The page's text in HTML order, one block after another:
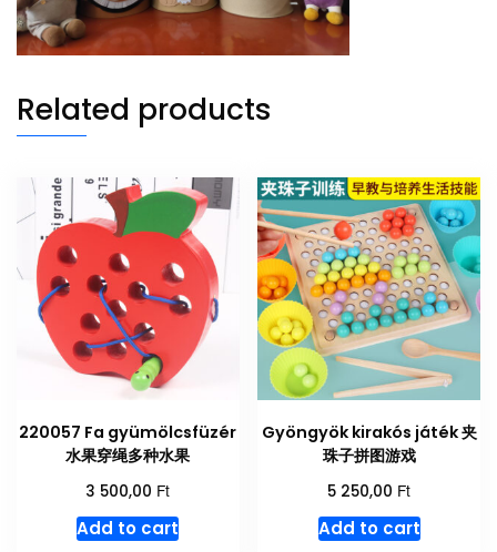
Related products
220057 Fa gyümölcsfüzér
水果穿绳多种水果
3 500,00 Ft
Add to cart
Gyöngyök kirakós játék 夹
珠子拼图游戏
5 250,00 Ft
Add to cart